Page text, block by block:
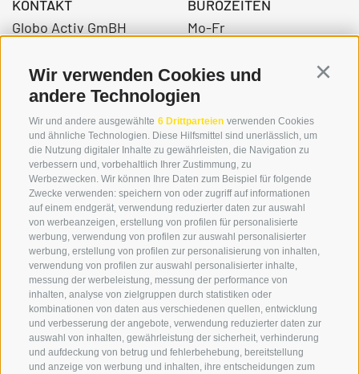
Wir verwenden Cookies und
andere Technologien
Wir und andere ausgewählte 6 Drittparteien verwenden Cookies
und ähnliche Technologien. Diese Hilfsmittel sind unerlässlich, um
die Nutzung digitaler Inhalte zu gewährleisten, die Navigation zu
verbessern und, vorbehaltlich Ihrer Zustimmung, zu
Werbezwecken. Wir können Ihre Daten zum Beispiel für folgende
Zwecke verwenden: speichern von oder zugriff auf informationen
auf einem endgerät, verwendung reduzierter daten zur auswahl
von werbeanzeigen, erstellung von profilen für personalisierte
werbung, verwendung von profilen zur auswahl personalisierter
werbung, erstellung von profilen zur personalisierung von inhalten,
verwendung von profilen zur auswahl personalisierter inhalte,
messung der werbeleistung, messung der performance von
inhalten, analyse von zielgruppen durch statistiken oder
kombinationen von daten aus verschiedenen quellen, entwicklung
und verbesserung der angebote, verwendung reduzierter daten zur
auswahl von inhalten, gewährleistung der sicherheit, verhinderung
und aufdeckung von betrug und fehlerbehebung, bereitstellung
und anzeige von werbung und inhalten, ihre entscheidungen zum
KONTAKT
Globo Activ GmBH
39034 Toblach
+39 0474 976139
info@globoalpin.com
BÜROZEITEN
Mo-Fr
14.00 – 17:00 Uhr
SERVICE
Kontakt
Wetter & Lawinen
FAQ & AGB
Schwierigkeitseinteilung
Reisetaschen & Dry Bag
Newsletter
ON TOUR
Wir
Winterprogramm
Sommerprogramm